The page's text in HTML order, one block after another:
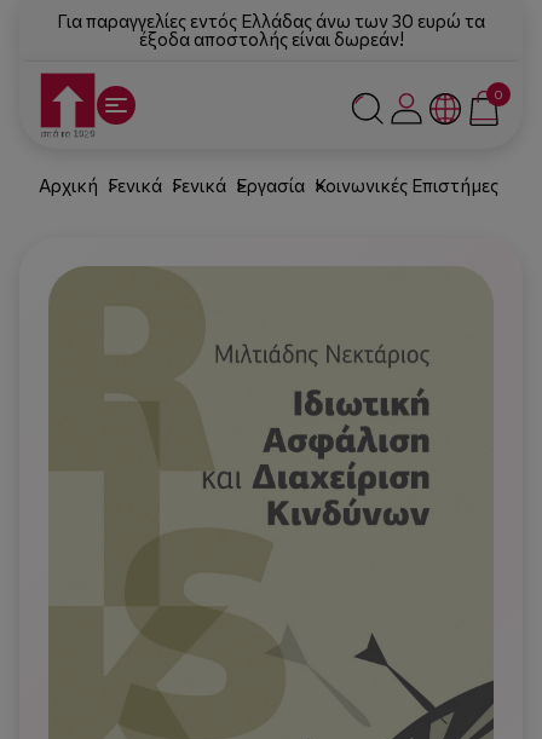
Για παραγγελίες εντός Ελλάδας άνω των 30 ευρώ τα
έξοδα αποστολής είναι δωρεάν!
0
Αρχική Γενικά Γενικά Εργασία Κοινωνικές Επιστήμες